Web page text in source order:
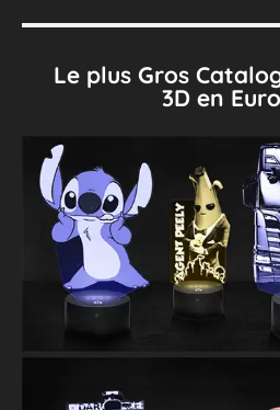
Le plus Gros
3D en